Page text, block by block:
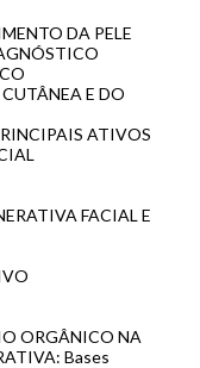
DA PELE
E DO
ATIVOS
FACIAL E
ORGÂNICO NA
Bases